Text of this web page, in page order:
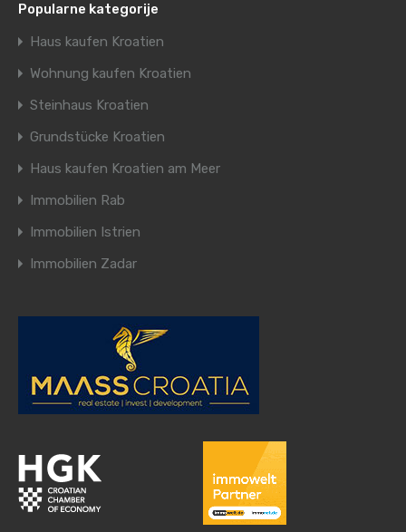
Popularne kategorije
Haus kaufen Kroatien
Wohnung kaufen Kroatien
Steinhaus Kroatien
Grundstücke Kroatien
Haus kaufen Kroatien am Meer
Immobilien Rab
Immobilien Istrien
Immobilien Zadar